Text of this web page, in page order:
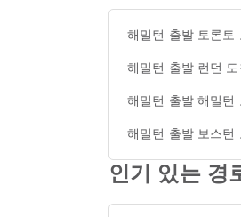
해밀턴 출발 토론토
해밀턴 출발 런던 도
해밀턴 출발 해밀턴
해밀턴 출발 보스턴
인기 있는 경